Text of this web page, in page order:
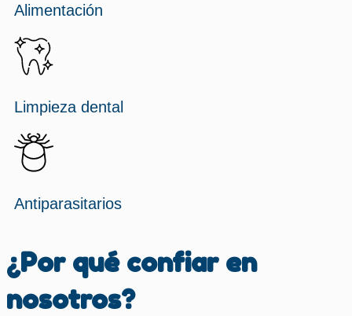
Alimentación
Limpieza dental
Antiparasitarios
¿Por qué confiar en
nosotros?